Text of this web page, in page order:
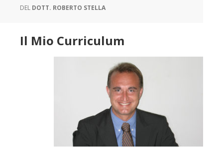
DEL DOTT. ROBERTO STELLA
Il Mio Curriculum